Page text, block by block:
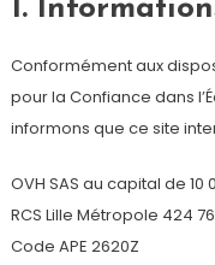
1.
Conformément aux
pour la Confiance dans
informons que ce site
OVH SAS au capital de 10
RCS Lille Métropole 424
Code APE 2620Z